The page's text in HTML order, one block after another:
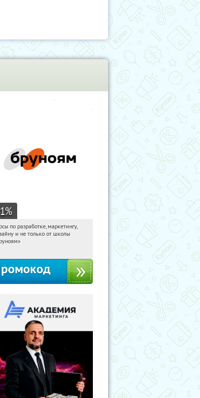
%
06:41:36
Получи первым!
по разработке, маркетингу,
и не только от школы